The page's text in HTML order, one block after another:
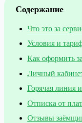
Содержание
Что это за
Условия и
Как оформить
Личный
Горячая линия
Отписка от
Отзывы